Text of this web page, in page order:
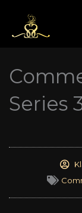
treści
Series